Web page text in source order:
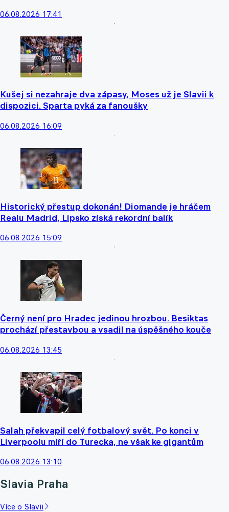
06.08.2026 17:41
Kušej si nezahraje dva zápasy, Moses už je Slavii k
dispozici. Sparta pyká za fanoušky
06.08.2026 16:09
Historický přestup dokonán! Diomande je hráčem
Realu Madrid, Lipsko získá rekordní balík
06.08.2026 15:09
Černý není pro Hradec jedinou hrozbou. Besiktas
prochází přestavbou a vsadil na úspěšného kouče
06.08.2026 13:45
Salah překvapil celý fotbalový svět. Po konci v
Liverpoolu míří do Turecka, ne však ke gigantům
06.08.2026 13:10
Slavia Praha
Více o Slavii